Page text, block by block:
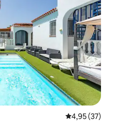
Évaluation
4,95 (37)